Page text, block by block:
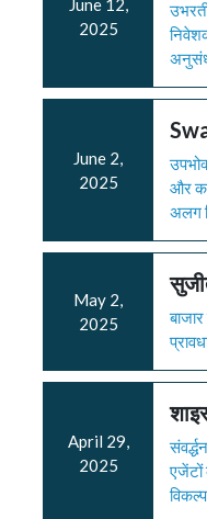
2025
June 2,
2025
और
अलग
May 2,
2025
April 29,
2025
एजेंटों